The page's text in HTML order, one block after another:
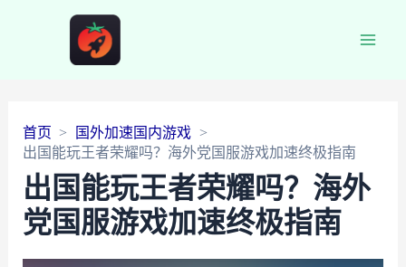
首页
国外加速国内游戏
出国能玩王者荣耀吗？海外党国服游戏加速终极指南
出国能玩王者荣耀吗？海外
党国服游戏加速终极指南